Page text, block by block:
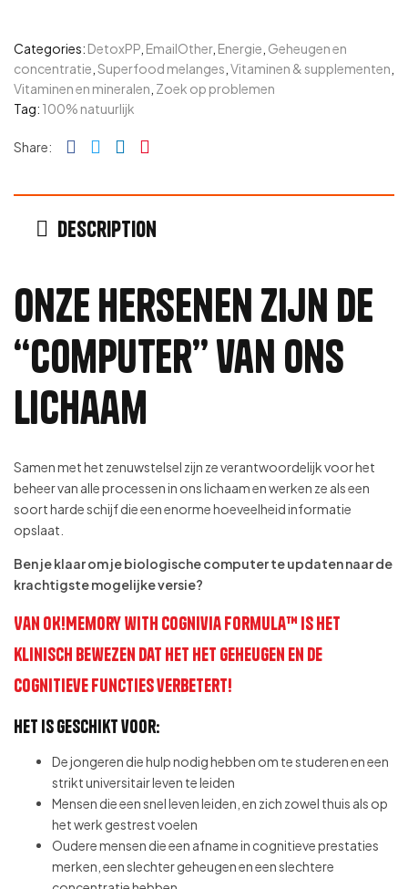
Categories: DetoxPP EmailOther, Energie Geheugen en
concentratie Superfood melanges Vitaminen & supplementen
Vitaminen en mineralen Zoek op problemen
Tag: 100% natuurlijk
Share: Facebook
TwitterLinkedin
Description
Onze hersenen zijn de
“computer” van ons
lichaam
Samen met het zenuwstelsel zijn ze verantwoordelijk voor het
beheer van alle processen in ons lichaam en werken ze als een
soort harde schijf die een enorme hoeveelheid informatie
opslaat.
Ben je klaar om je biologische computer te updaten naar de
krachtigste mogelijke versie?
Van OK!Memory with Cognivia formula™ is het
klinisch bewezen dat het het geheugen en de
cognitieve functies verbetert!
Het is geschikt voor:
De jongeren die hulp nodig hebben om te studeren en een
strikt universitair leven te leiden
Mensen die een snel leven leiden, en zich zowel thuis als op
het werk gestrest voelen
Oudere mensen die een afname in cognitieve prestaties
merken, een slechter geheugen en een slechtere